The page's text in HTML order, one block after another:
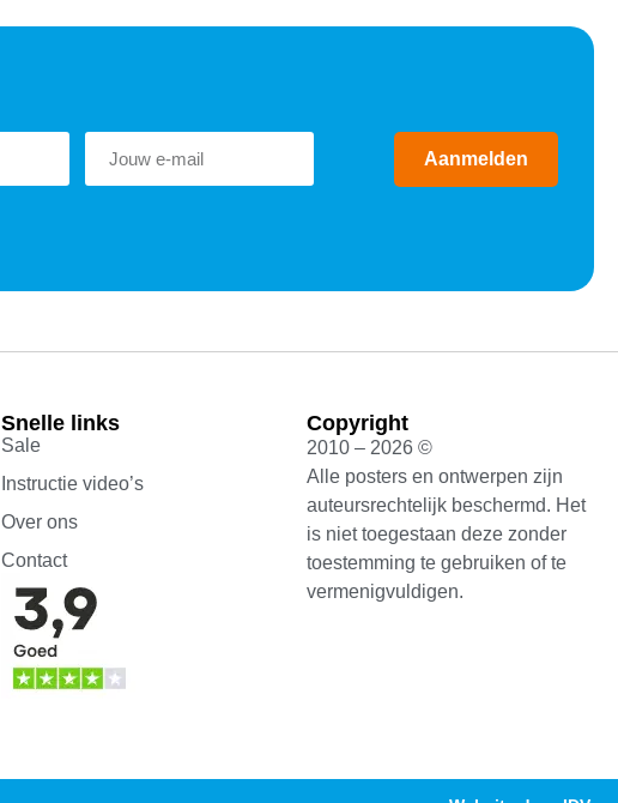
Aanmelden
Snelle links
Sale
Instructie video’s
Over ons
Contact
Copyright
2010 – 2026 ©
Alle posters en ontwerpen zijn
auteursrechtelijk beschermd. Het
is niet toegestaan deze zonder
toestemming te gebruiken of te
vermenigvuldigen.